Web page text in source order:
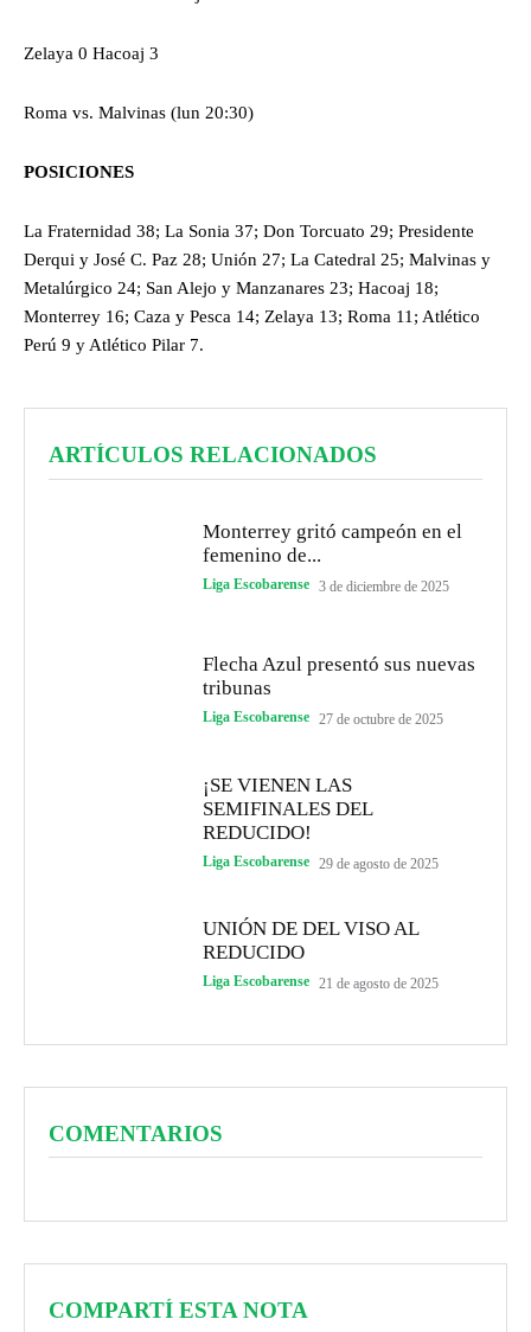
Zelaya 0 Hacoaj 3
Roma vs. Malvinas (lun 20:30)
POSICIONES
La Fraternidad 38; La Sonia 37; Don Torcuato 29; Presidente
Derqui y José C. Paz 28; Unión 27; La Catedral 25; Malvinas y
Metalúrgico 24; San Alejo y Manzanares 23; Hacoaj 18;
Monterrey 16; Caza y Pesca 14; Zelaya 13; Roma 11; Atlético
Perú 9 y Atlético Pilar 7.
ARTÍCULOS RELACIONADOS
Monterrey gritó campeón en el
femenino de...
Liga Escobarense 3 de diciembre de 2025
Flecha Azul presentó sus nuevas
tribunas
Liga Escobarense 27 de octubre de 2025
¡SE VIENEN LAS
SEMIFINALES DEL
REDUCIDO!
Liga Escobarense 29 de agosto de 2025
UNIÓN DE DEL VISO AL
REDUCIDO
Liga Escobarense 21 de agosto de 2025
COMENTARIOS
COMPARTÍ ESTA NOTA